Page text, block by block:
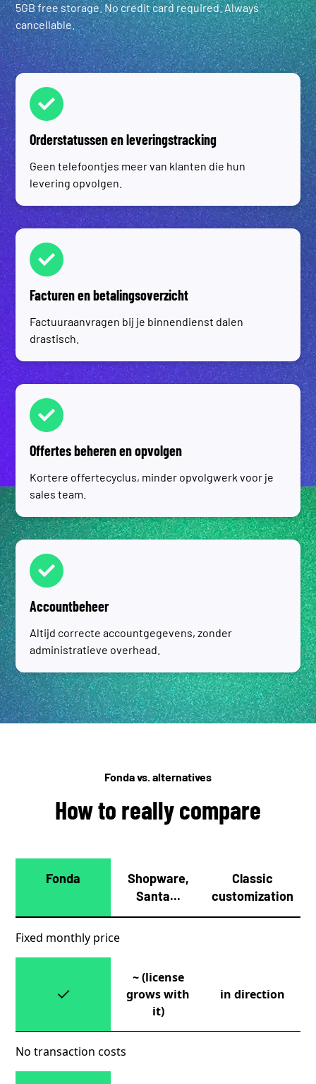
5GB free storage. No credit card required. Always
cancellable.
Orderstatussen en leveringstracking
Geen telefoontjes meer van klanten die hun
levering opvolgen.
Facturen en betalingsoverzicht
Factuuraanvragen bij je binnendienst dalen
drastisch.
Offertes beheren en opvolgen
Kortere offertecyclus, minder opvolgwerk voor je
sales team.
Accountbeheer
Altijd correcte accountgegevens, zonder
administratieve overhead.
Fonda vs. alternatives
How to really compare
Fonda
Shopware,
Santa...
Classic
customization
Fixed monthly price
~ (license
grows with
it)
in direction
No transaction costs